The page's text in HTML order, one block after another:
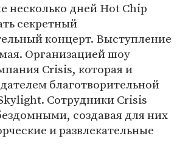
несколько дней Hot Chip
секретный
концерт. Выступление
Организацией шоу
Сrisis, которая и
благотворительной
Сотрудники Crisis
создавая для них
и развлекательные